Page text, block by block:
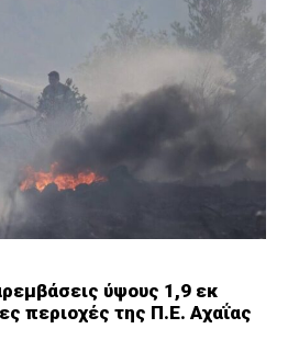
ύψους 1,9 εκ
περιοχές της Π.Ε. Αχαΐας